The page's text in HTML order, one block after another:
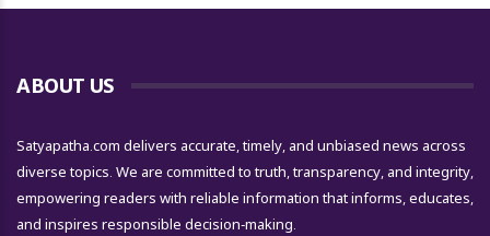
ABOUT US
Satyapatha.com delivers accurate, timely, and unbiased news across
diverse topics. We are committed to truth, transparency, and integrity,
empowering readers with reliable information that informs, educates,
and inspires responsible decision-making.